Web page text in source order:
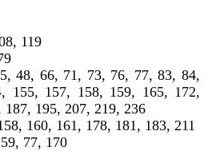
119
48, 66, 71, 73, 76, 77, 83, 84,
155, 157, 158, 159, 165, 172,
195, 207, 219, 236
160, 161, 178, 181, 183, 211
77, 170